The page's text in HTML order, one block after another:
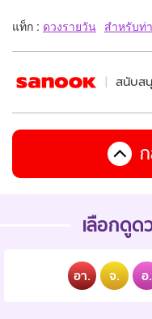
แท็ก : ดวงรายวัน สำหรับท่
สนับส
เลือกดูด
อา. จ. อ.